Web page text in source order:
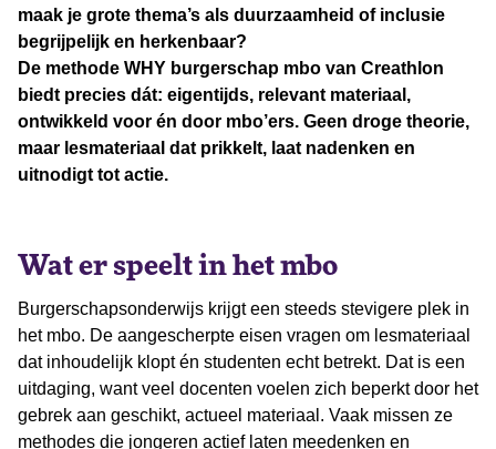
maak je grote thema’s als duurzaamheid of inclusie
begrijpelijk en herkenbaar?
De methode WHY burgerschap mbo van Creathlon
biedt precies dát: eigentijds, relevant materiaal,
ontwikkeld voor én door mbo’ers. Geen droge theorie,
maar lesmateriaal dat prikkelt, laat nadenken en
uitnodigt tot actie.
Wat er speelt in het mbo
Burgerschapsonderwijs krijgt een steeds stevigere plek in
het mbo. De aangescherpte eisen vragen om lesmateriaal
dat inhoudelijk klopt én studenten echt betrekt. Dat is een
uitdaging, want veel docenten voelen zich beperkt door het
gebrek aan geschikt, actueel materiaal. Vaak missen ze
methodes die jongeren actief laten meedenken en